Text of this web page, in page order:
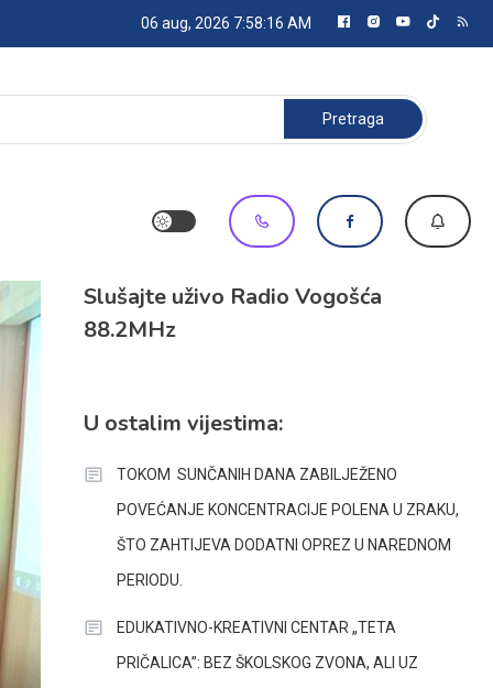
06 aug, 2026 7:58:17 AM
Pretraga:
Slušajte uživo Radio Vogošća
88.2MHz
U ostalim vijestima:
TOKOM SUNČANIH DANA ZABILJEŽENO
POVEĆANJE KONCENTRACIJE POLENA U ZRAKU,
ŠTO ZAHTIJEVA DODATNI OPREZ U NAREDNOM
PERIODU.
EDUKATIVNO-KREATIVNI CENTAR „TETA
PRIČALICA”: BEZ ŠKOLSKOG ZVONA, ALI UZ